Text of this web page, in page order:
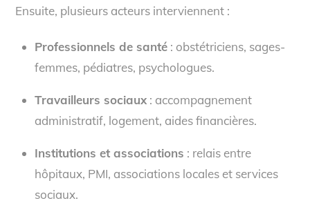
Ensuite, plusieurs acteurs interviennent :
Professionnels de santé: obstétriciens, sages-
femmes, pédiatres, psychologues.
Travailleurs sociaux: accompagnement
administratif, logement, aides financières.
Institutions et associations : relais entre
hôpitaux, PMI, associations locales et services
sociaux.